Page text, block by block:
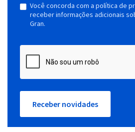
Você concorda com a política de
receber informações adicionais
Gran.
Receber novidades